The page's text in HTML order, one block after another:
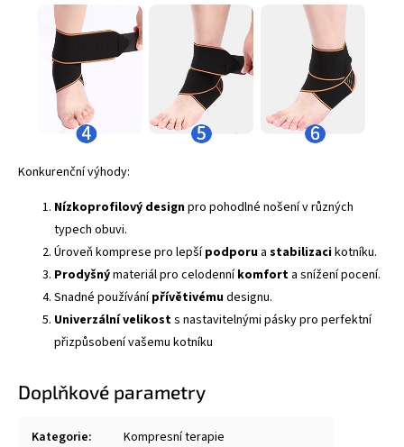
Konkurenční výhody:
Nízkoprofilový designpro pohodlné nošení v různých
typech obuvi.
Úroveň komprese pro lepšípodporu a stabilizacikotníku.
Prodyšnýmateriál pro celodenníkomfort a snížení pocení.
Snadné používánípřívětivémudesignu.
Univerzálnívelikosts nastavitelnými pásky pro perfektní
přizpůsobení vašemu kotníku
Doplňkové parametry
Kategorie: Kompresní terapie